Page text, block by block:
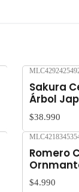
Sakura
Árbol
$38.990
Romero
$4.990